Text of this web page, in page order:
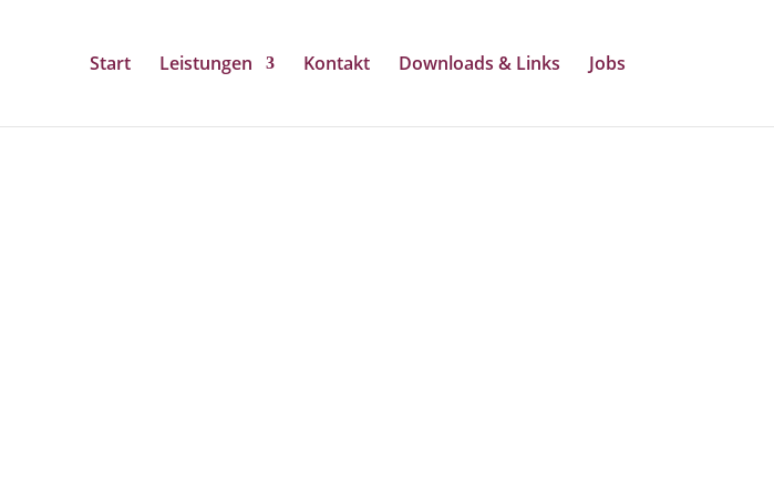
Start Leistungen Kontakt Downloads & Links Jobs